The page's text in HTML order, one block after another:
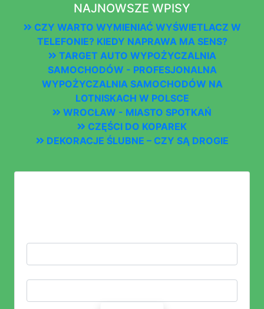
NAJNOWSZE WPISY
CZY WARTO WYMIENIAĆ WYŚWIETLACZ W
TELEFONIE? KIEDY NAPRAWA MA SENS?
TARGET AUTO WYPOŻYCZALNIA
SAMOCHODÓW - PROFESJONALNA
WYPOŻYCZALNIA SAMOCHODÓW NA
LOTNISKACH W POLSCE
WROCŁAW - MIASTO SPOTKAŃ
CZĘŚCI DO KOPAREK
DEKORACJE ŚLUBNE – CZY SĄ DROGIE